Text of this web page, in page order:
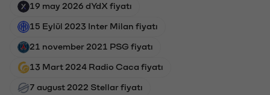
19 may 2026 dYdX fiyatı
15 Eylül 2023 Inter Milan fiyatı
21 november 2021 PSG fiyatı
13 Mart 2024 Radio Caca fiyatı
7 august 2022 Stellar fiyatı